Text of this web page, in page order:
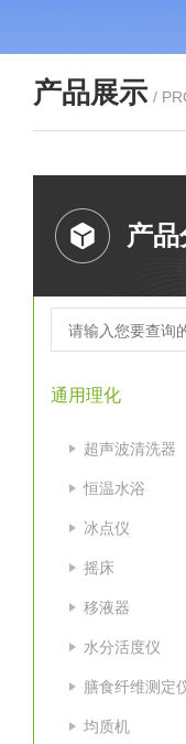
产品展示 /
产
通用理化
超声波清洗器
恒温水浴
冰点仪
摇床
移液器
水分活度仪
膳食纤维测定
均质机